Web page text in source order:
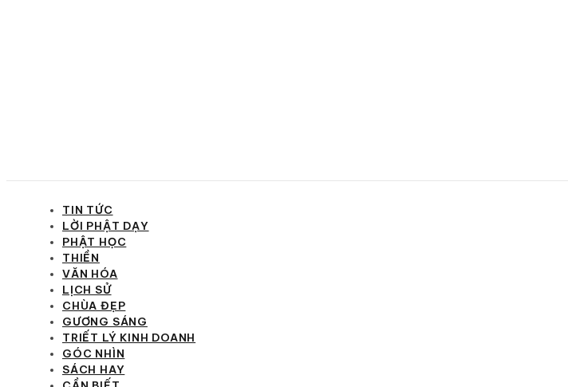
TIN TỨC
LỜI PHẬT DẠY
PHẬT HỌC
THIỀN
VĂN HÓA
LỊCH SỬ
CHÙA ĐẸP
GƯƠNG SÁNG
TRIẾT LÝ KINH DOANH
GÓC NHÌN
SÁCH HAY